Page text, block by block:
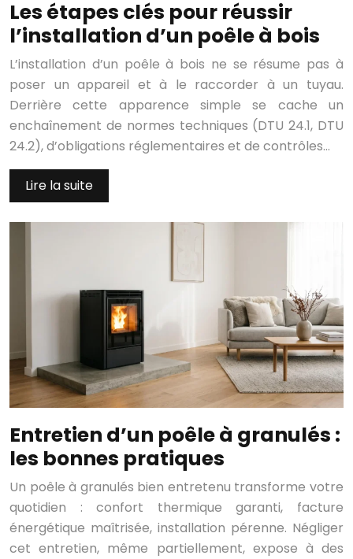
Les étapes clés pour réussir
l’installation d’un poêle à bois
L’installation d’un poêle à bois ne se résume pas à
poser un appareil et à le raccorder à un tuyau.
Derrière cette apparence simple se cache un
enchaînement de normes techniques (DTU 24.1, DTU
24.2), d’obligations réglementaires et de contrôles…
Lire la suite
Entretien d’un poêle à granulés :
les bonnes pratiques
Un poêle à granulés bien entretenu transforme votre
quotidien : confort thermique garanti, facture
énergétique maîtrisée, installation pérenne. Négliger
cet entretien, même partiellement, expose à des